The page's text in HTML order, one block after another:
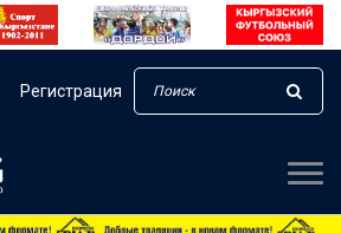
Регистрация